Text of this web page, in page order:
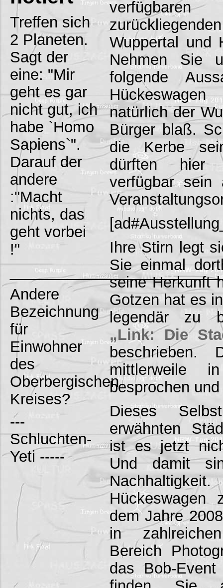
Treffen sich
2 Planeten.
Sagt der
eine: "Mir
geht es gar
nicht gut, ich
habe `Homo
Sapiens`".
Darauf der
andere
:"Macht
nichts, das
geht vorbei
!"
Andere
Bezeichnung
für
Einwohner
des
Oberbergischen
Kreises?
---
Schluchten-
Yeti -----
Wuppertal und
Nehmen Sie
folgende
natürlich der
Bürger blaß.
die Kerbe
dürften hier
verfügbar sein
Ihre Stirn legt
Sie einmal
seine Herkunft
Gotzen hat es
legendär zu
„Link: Die
beschrieben.
mittlerweile
besprochen
Dieses
erwähnten
ist es jetzt
Und damit
dem Jahre
in
Bereich
das Bob-